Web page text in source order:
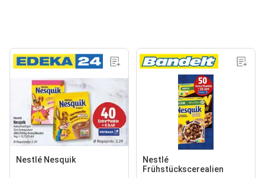
Nestlé Nesquik
Nestlé
Frühstückscerealien